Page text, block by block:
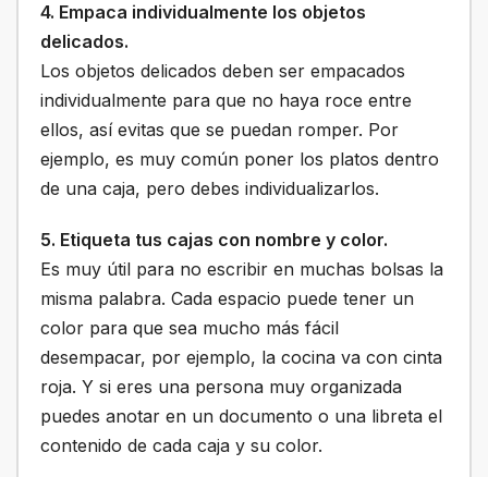
4. Empaca individualmente los objetos
delicados.
Los objetos delicados deben ser empacados
individualmente para que no haya roce entre
ellos, así evitas que se puedan romper. Por
ejemplo, es muy común poner los platos dentro
de una caja, pero debes individualizarlos.
5. Etiqueta tus cajas con nombre y color.
Es muy útil para no escribir en muchas bolsas la
misma palabra. Cada espacio puede tener un
color para que sea mucho más fácil
desempacar, por ejemplo, la cocina va con cinta
roja. Y si eres una persona muy organizada
puedes anotar en un documento o una libreta el
contenido de cada caja y su color.